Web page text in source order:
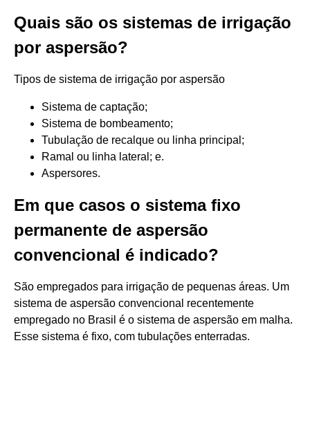
Quais são os sistemas de irrigação
por aspersão?
Tipos de sistema de irrigação por aspersão
Sistema de captação;
Sistema de bombeamento;
Tubulação de recalque ou linha principal;
Ramal ou linha lateral; e.
Aspersores.
Em que casos o sistema fixo
permanente de aspersão
convencional é indicado?
São empregados para irrigação de pequenas áreas. Um
sistema de aspersão convencional recentemente
empregado no Brasil é o sistema de aspersão em malha.
Esse sistema é fixo, com tubulações enterradas.